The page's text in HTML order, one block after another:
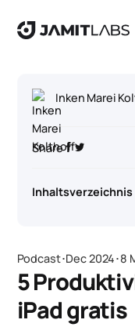
Podcast･Dec 2024･8
5
iPad gratis
Inken Marei
Share
Inhaltsverzeichnis